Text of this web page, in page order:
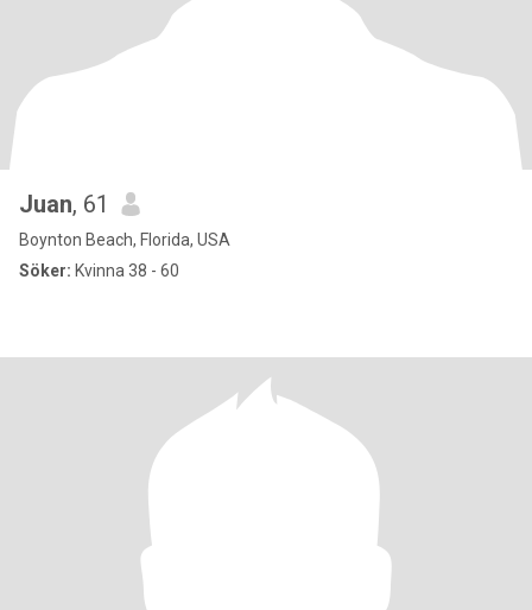
Juan, 61
Boynton Beach, Florida, USA
Söker: Kvinna 38 - 60